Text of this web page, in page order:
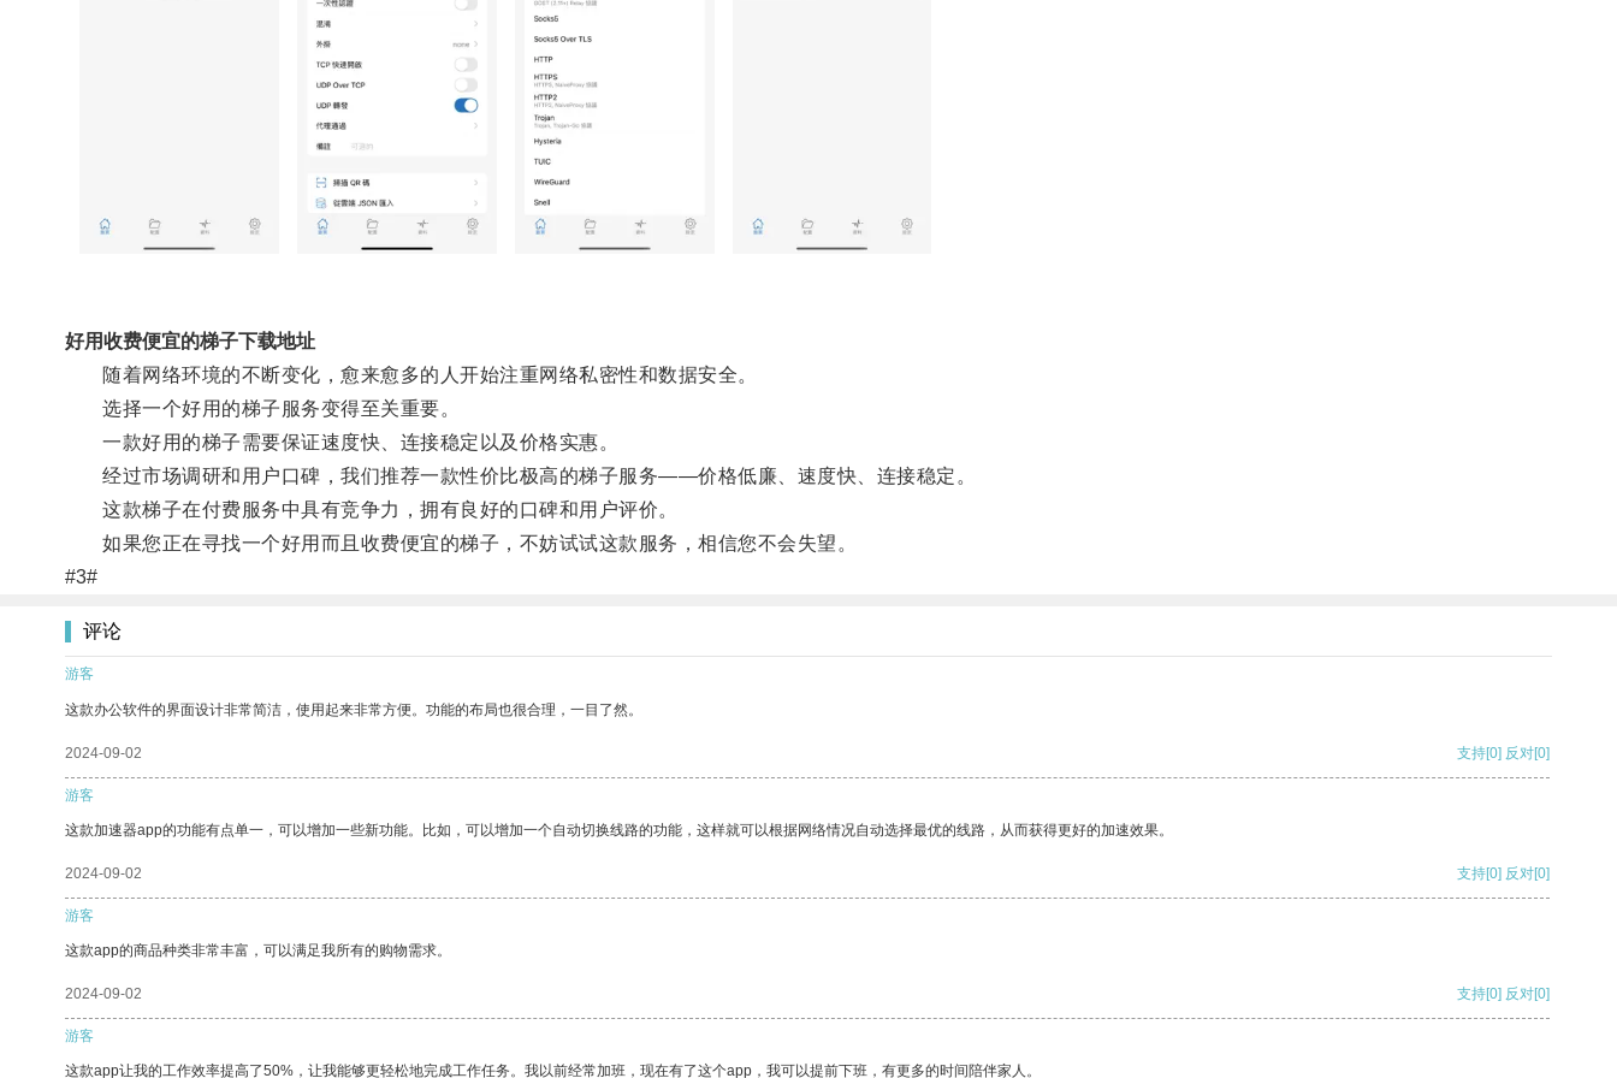
好用收费便宜的梯子下载地址
随着网络环境的不断变化，愈来愈多的人开始注重网络私密性和数据安全。
选择一个好用的梯子服务变得至关重要。
一款好用的梯子需要保证速度快、连接稳定以及价格实惠。
经过市场调研和用户口碑，我们推荐一款性价比极高的梯子服务——价格低廉、速度快、连接稳定。
这款梯子在付费服务中具有竞争力，拥有良好的口碑和用户评价。
如果您正在寻找一个好用而且收费便宜的梯子，不妨试试这款服务，相信您不会失望。
#3#
评论
游客
这款办公软件的界面设计非常简洁，使用起来非常方便。功能的布局也很合理，一目了然。
2024-09-02 支持[0] 反对[0]
游客
这款加速器app的功能有点单一，可以增加一些新功能。比如，可以增加一个自动切换线路的功能，这样就可以根据网络情况自动选择最优的线路，从而获得更好的加速效果。
2024-09-02 支持[0] 反对[0]
游客
这款app的商品种类非常丰富，可以满足我所有的购物需求。
2024-09-02 支持[0] 反对[0]
游客
这款app让我的工作效率提高了50%，让我能够更轻松地完成工作任务。我以前经常加班，现在有了这个app，我可以提前下班，有更多的时间陪伴家人。